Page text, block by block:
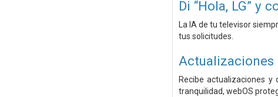
Di “Hola, LG” y
La IA de tu televisor
tus solicitudes.
Actualizaciones
Recibe actualizaciones
tranquilidad, webOS